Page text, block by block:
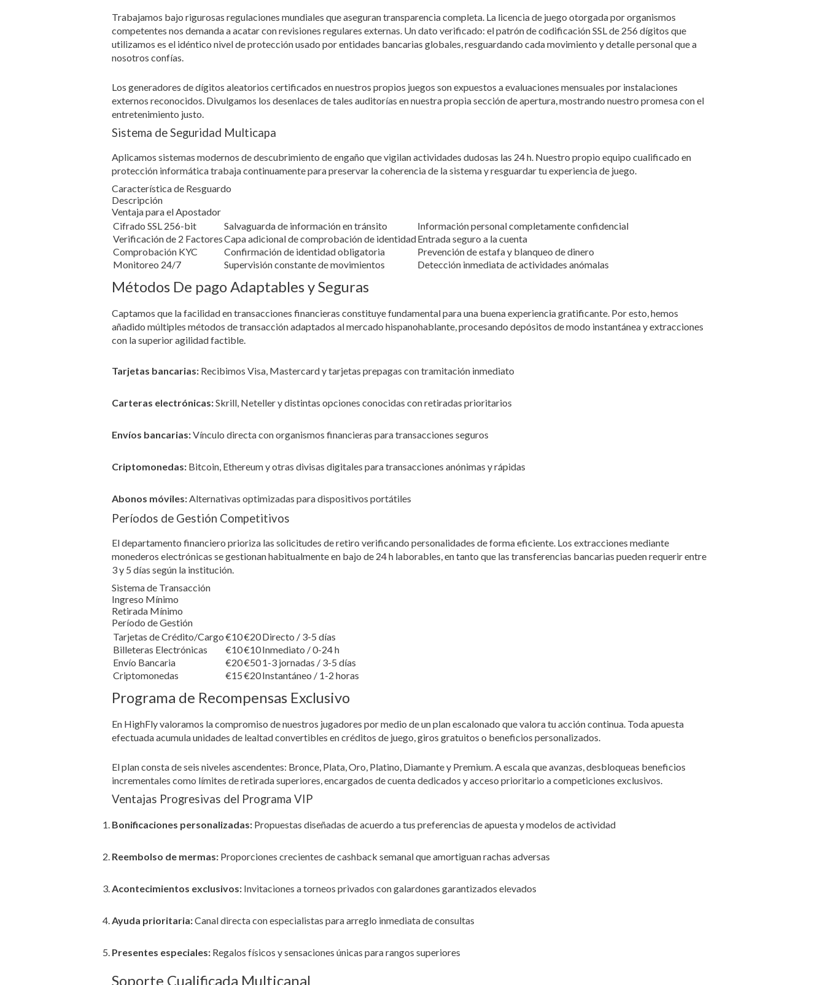
Trabajamos bajo rigurosas regulaciones mundiales que aseguran transparencia completa. La licencia de juego otorgada por organismos
competentes nos demanda a acatar con revisiones regulares externas. Un dato verificado: el patrón de codificación SSL de 256 dígitos que
utilizamos es el idéntico nivel de protección usado por entidades bancarias globales, resguardando cada movimiento y detalle personal que a
nosotros confías.
Los generadores de dígitos aleatorios certificados en nuestros propios juegos son expuestos a evaluaciones mensuales por instalaciones
externos reconocidos. Divulgamos los desenlaces de tales auditorías en nuestra propia sección de apertura, mostrando nuestro promesa con el
entretenimiento justo.
Sistema de Seguridad Multicapa
Aplicamos sistemas modernos de descubrimiento de engaño que vigilan actividades dudosas las 24 h. Nuestro propio equipo cualificado en
protección informática trabaja continuamente para preservar la coherencia de la sistema y resguardar tu experiencia de juego.
Característica de Resguardo
Descripción
Ventaja para el Apostador
Cifrado SSL 256-bit
Salvaguarda de información en tránsito
Información personal completamente confidencial
Verificación de 2 FactoresCapa adicional de comprobación de identidadEntrada seguro a la cuenta
Comprobación KYC
Confirmación de identidad obligatoria
Prevención de estafa y blanqueo de dinero
Monitoreo 24/7
Supervisión constante de movimientos Detección inmediata de actividades anómalas
Métodos De pago Adaptables y Seguras
Captamos que la facilidad en transacciones financieras constituye fundamental para una buena experiencia gratificante. Por esto, hemos
añadido múltiples métodos de transacción adaptados al mercado hispanohablante, procesando depósitos de modo instantánea y extracciones
con la superior agilidad factible.
Tarjetas bancarias: Recibimos Visa, Mastercard y tarjetas prepagas con tramitación inmediato
Carteras electrónicas:Skrill, Neteller y distintas opciones conocidas con retiradas prioritarios
Envíos bancarias:Vínculo directa con organismos financieras para transacciones seguros
Criptomonedas: Bitcoin, Ethereum y otras divisas digitales para transacciones anónimas y rápidas
Abonos móviles:Alternativas optimizadas para dispositivos portátiles
Períodos de Gestión Competitivos
El departamento financiero prioriza las solicitudes de retiro verificando personalidades de forma eficiente. Los extracciones mediante
monederos electrónicas se gestionan habitualmente en bajo de 24 h laborables, en tanto que las transferencias bancarias pueden requerir entre
3 y 5 días según la institución.
Sistema de Transacción
Ingreso Mínimo
Retirada Mínimo
Período de Gestión
Tarjetas de Crédito/Cargo€10€20Directo / 3-5 días
Billeteras Electrónicas
€10€10Inmediato / 0-24 h
Envío Bancaria
€20€501-3 jornadas / 3-5 días
Criptomonedas
€15€20Instantáneo / 1-2 horas
Programa de Recompensas Exclusivo
En HighFly valoramos la compromiso de nuestros jugadores por medio de un plan escalonado que valora tu acción continua. Toda apuesta
efectuada acumula unidades de lealtad convertibles en créditos de juego, giros gratuitos o beneficios personalizados.
El plan consta de seis niveles ascendentes: Bronce, Plata, Oro, Platino, Diamante y Premium. A escala que avanzas, desbloqueas beneficios
incrementales como límites de retirada superiores, encargados de cuenta dedicados y acceso prioritario a competiciones exclusivos.
Ventajas Progresivas del Programa VIP
Bonificaciones personalizadas: Propuestas diseñadas de acuerdo a tus preferencias de apuesta y modelos de actividad
Reembolso de mermas: Proporciones crecientes de cashback semanal que amortiguan rachas adversas
Acontecimientos exclusivos: Invitaciones a torneos privados con galardones garantizados elevados
Ayuda prioritaria:Canal directa con especialistas para arreglo inmediata de consultas
Presentes especiales: Regalos físicos y sensaciones únicas para rangos superiores
Soporte Cualificada Multicanal